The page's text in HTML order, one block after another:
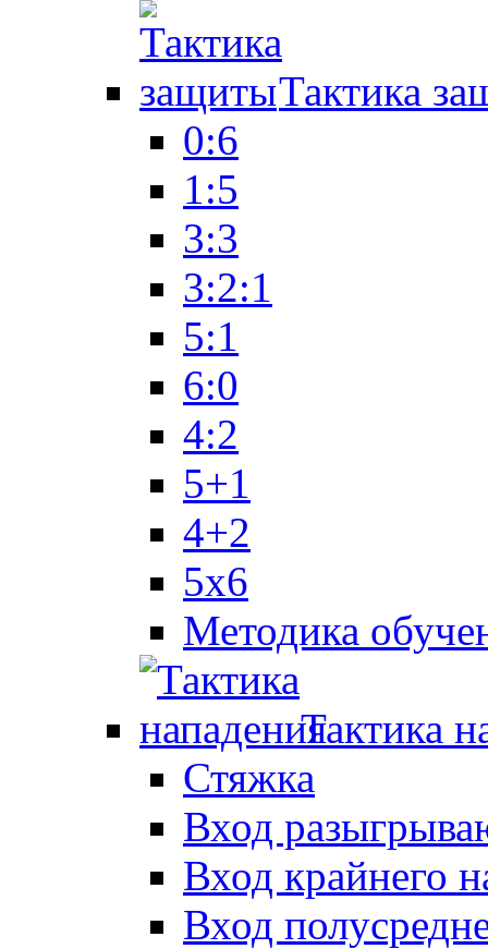
Тактика
0:6
1:5
3:3
3:2:1
5:1
6:0
4:2
5+1
4+2
5x6
Методика
Тактика
Стяжка
Вход
Вход крайнего
Вход